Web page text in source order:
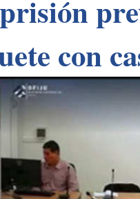
con